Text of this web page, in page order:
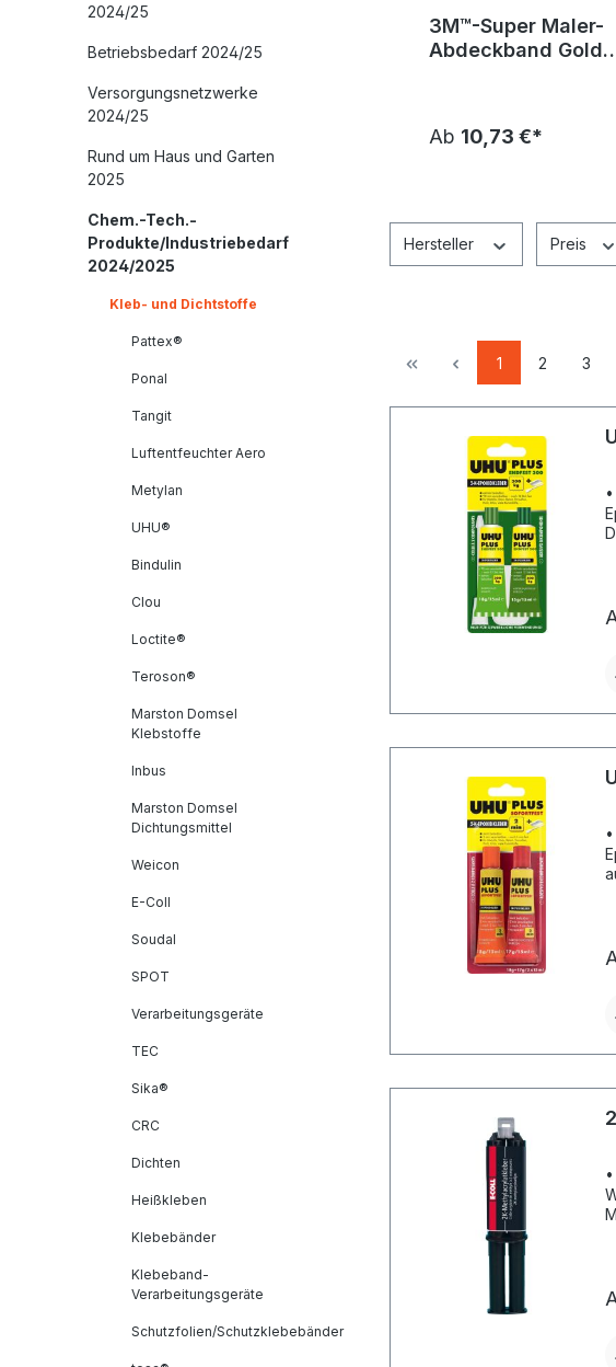
2024/25
Betriebsbedarf 2024/25
Versorgungsnetzwerke
2024/25
Rund um Haus und Garten
2025
Chem.-Tech.-
Produkte/Industriebedarf
2024/2025
Kleb- und Dichtstoffe
Pattex®
Ponal
Tangit
Luftentfeuchter Aero
Metylan
UHU®
Bindulin
Clou
Loctite®
Teroson®
Marston Domsel
Klebstoffe
Inbus
Marston Domsel
Dichtungsmittel
Weicon
E-Coll
Soudal
SPOT
Verarbeitungsgeräte
TEC
Sika®
CRC
Dichten
Heißkleben
Klebebänder
Klebeband-
Verarbeitungsgeräte
Schutzfolien/Schutzklebebänder
3M™-Super Maler-
Abdeckband Gold
Ab 10,73 €*
Hersteller Preis
1 2 3
aus •